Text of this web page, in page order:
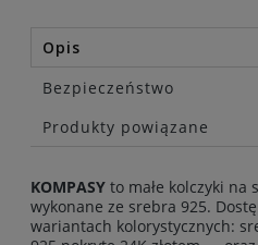
Opis
Bezpieczeństwo
Produkty powiązane
KOMPASY to małe kolczyki na
wykonane ze srebra 925.
wariantach kolorystycznych: